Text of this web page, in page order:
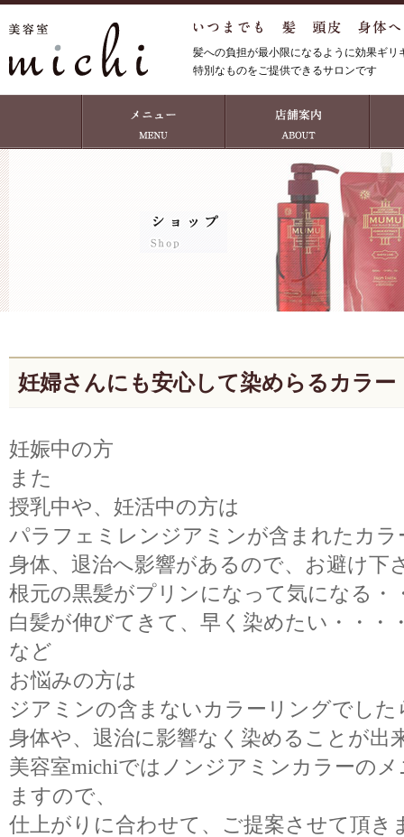
髪への負担が最小限になるように効果ギ
特別なものをご提供できるサロンです
妊婦さんにも安心して染めらるカラー
妊娠中の方
また
授乳中や、妊活中の方は
パラフェミレンジアミンが含まれたカラ
身体、退治へ影響があるので、お避け下
根元の黒髪がプリンになって気になる・
白髪が伸びてきて、早く染めたい・・・
など
お悩みの方は
ジアミンの含まないカラーリングでした
身体や、退治に影響なく染めることが出
美容室michiではノンジアミンカラーの
ますので、
仕上がりに合わせて、ご提案させて頂き